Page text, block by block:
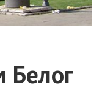
Белог